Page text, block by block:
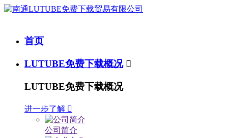
首页
LUTUBE免费下载概况 
LUTUBE免费下载概况
进一步了解 
公司简介